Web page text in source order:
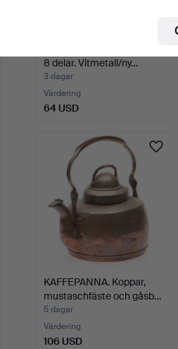
8 delar. Vitmetall/ny…
3 dagar
Värdering
64 USD
KAFFEPANNA. Koppar,
mustaschfäste och gåsb…
5 dagar
Värdering
106 USD